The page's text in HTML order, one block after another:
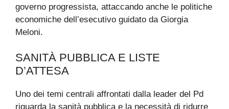
governo progressista, attaccando anche le politiche
economiche dell’esecutivo guidato da Giorgia
Meloni.
SANITÀ PUBBLICA E LISTE
D’ATTESA
Uno dei temi centrali affrontati dalla leader del Pd
riguarda la sanità pubblica e la necessità di ridurre